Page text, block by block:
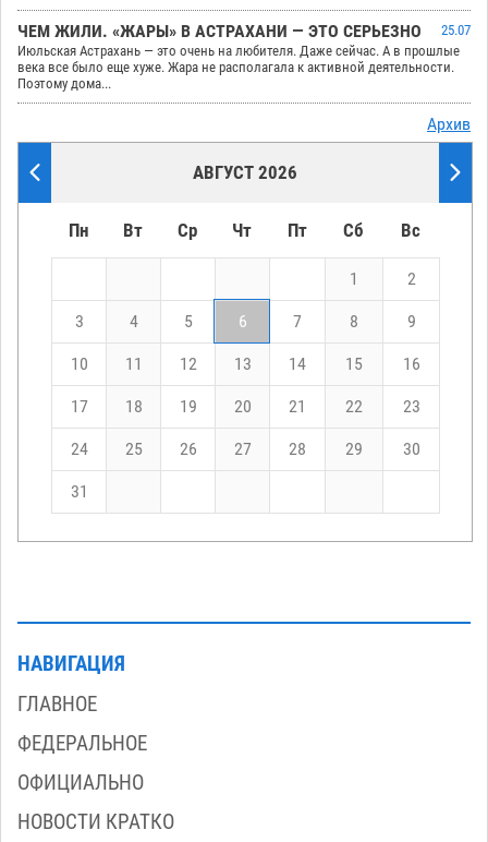
ЧЕМ ЖИЛИ. «ЖАРЫ» В АСТРАХАНИ — ЭТО СЕРЬЕЗНО
25.07
Июльская Астрахань — это очень на любителя. Даже сейчас. А в прошлые
века все было еще хуже. Жара не располагала к активной деятельности.
Поэтому дома...
Архив
АВГУСТ 2026
Пн Вт Ср Чт Пт Сб Вс
1 2
3 4 5 6 7 8 9
10 11 12 13 14 15 16
17 18 19 20 21 22 23
24 25 26 27 28 29 30
31
НАВИГАЦИЯ
ГЛАВНОЕ
ФЕДЕРАЛЬНОЕ
ОФИЦИАЛЬНО
НОВОСТИ КРАТКО